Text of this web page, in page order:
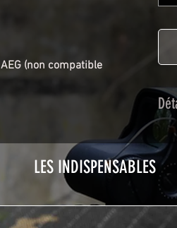
AEG (non compatible
les
LES INDISPENSABLES